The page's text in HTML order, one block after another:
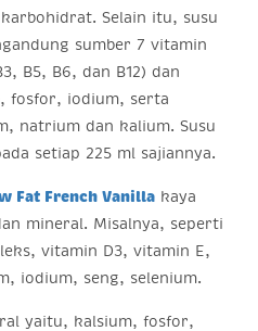
Selain itu, susu
sumber 7 vitamin
B5, B6, dan B12) dan
fosfor, iodium, serta
natrium dan kalium. Susu
setiap 225 ml sajiannya.
Fat French Vanilla kaya
mineral. Misalnya, seperti
vitamin D3, vitamin E,
iodium, seng, selenium.
yaitu, kalsium, fosfor,